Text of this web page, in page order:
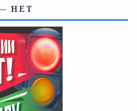
НЕТ